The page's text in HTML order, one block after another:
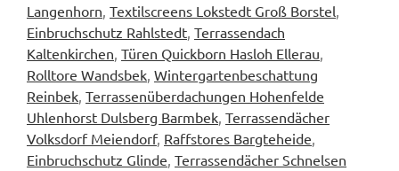
Langenhorn, Textilscreens Lokstedt Groß Borstel,
Einbruchschutz Rahlstedt, Terrassendach
Kaltenkirchen, Türen Quickborn Hasloh Ellerau,
Rolltore Wandsbek, Wintergartenbeschattung
Reinbek, Terrassenüberdachungen Hohenfelde
Uhlenhorst Dulsberg Barmbek, Terrassendächer
Volksdorf Meiendorf, Raffstores Bargteheide,
Einbruchschutz Glinde, Terrassendächer Schnelsen